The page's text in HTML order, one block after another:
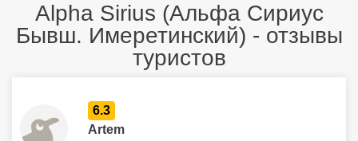
Alpha Sirius (Альфа Сириус
Бывш. Имеретинский) - отзывы
туристов
6.3
Artem